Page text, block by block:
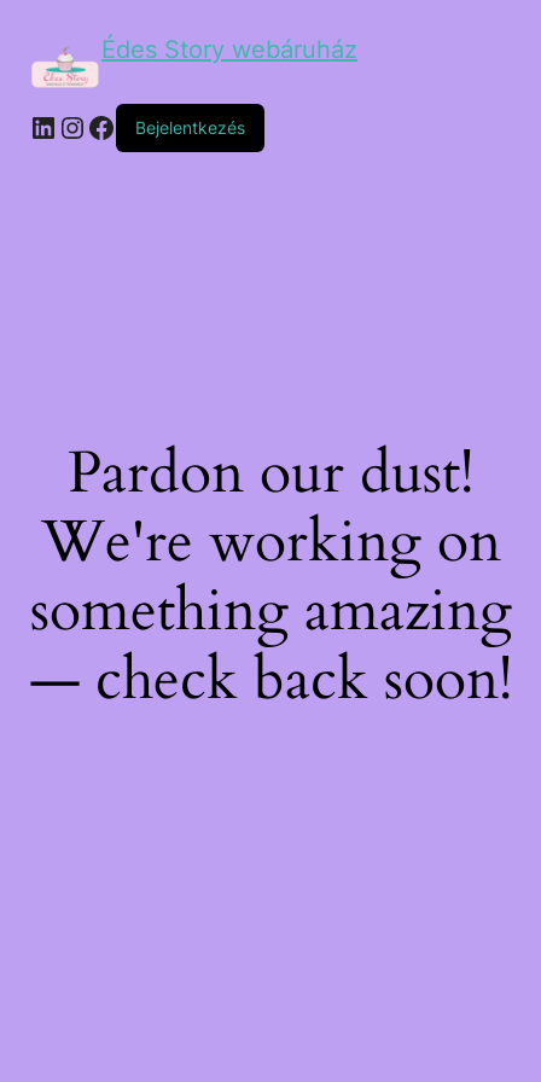
Édes Story webáruház
Bejelentkezés
Pardon our dust!
We're working on
something amazing
— check back soon!